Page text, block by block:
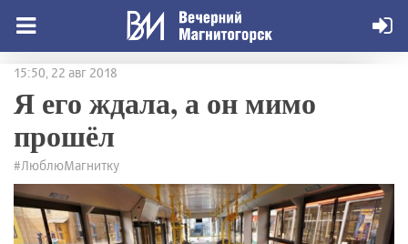
15:50, 22 авг 2018
Я его ждала, а он мимо
прошёл
#ЛюблюМагнитку